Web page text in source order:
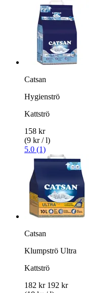
Catsan
Hygienströ
Kattströ
158 kr
(9 kr / l)
5.0 (1)
Catsan
Klumpströ Ultra
Kattströ
182 kr 192 kr